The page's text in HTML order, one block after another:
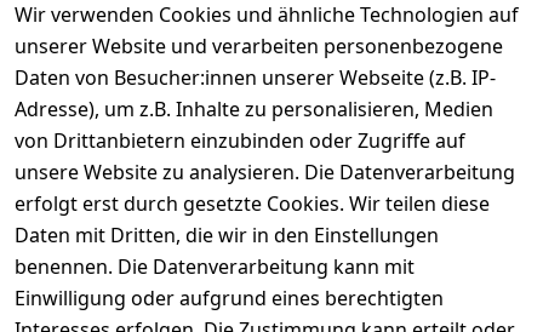
Wir verwenden Cookies und ähnliche Technologien auf
unserer Website und verarbeiten personenbezogene
Daten von Besucher:innen unserer Webseite (z.B. IP-
Adresse), um z.B. Inhalte zu personalisieren, Medien
von Drittanbietern einzubinden oder Zugriffe auf
unsere Website zu analysieren. Die Datenverarbeitung
erfolgt erst durch gesetzte Cookies. Wir teilen diese
Daten mit Dritten, die wir in den Einstellungen
benennen. Die Datenverarbeitung kann mit
Einwilligung oder aufgrund eines berechtigten
d
m
e
i
s